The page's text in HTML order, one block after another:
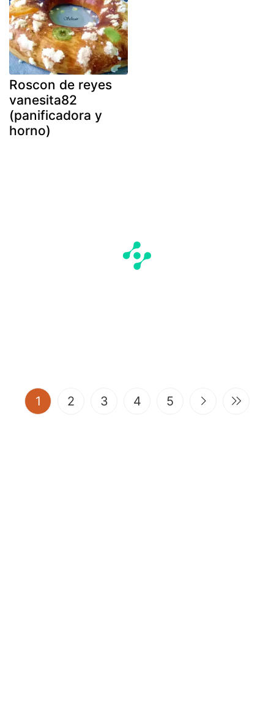
Roscon de reyes
vanesita82
(panificadora y
horno)
1 (current)
2 3 4 5